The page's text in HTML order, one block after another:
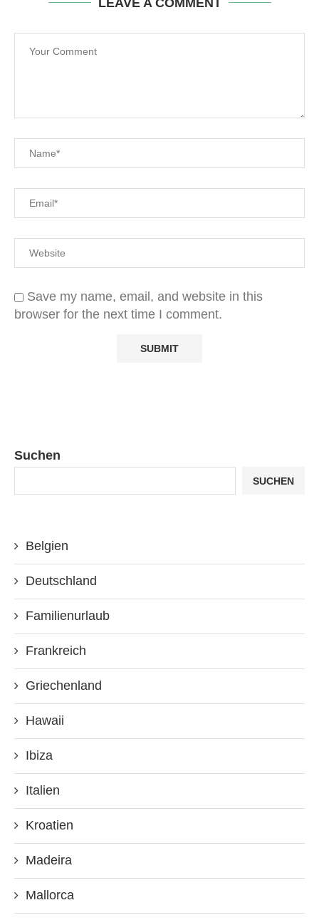
LEAVE A COMMENT
Save my name, email, and website in this
browser for the next time I comment.
Suchen
SUCHEN
Belgien
Deutschland
Familienurlaub
Frankreich
Griechenland
Hawaii
Ibiza
Italien
Kroatien
Madeira
Mallorca